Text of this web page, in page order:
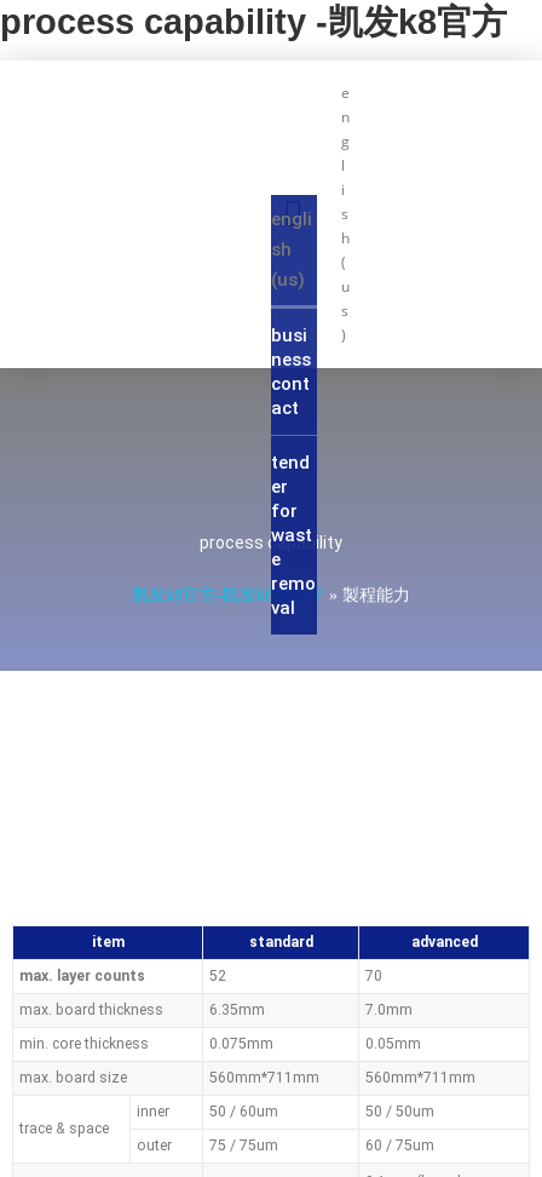
process capability -凯发k8官方
engli
sh
(us)
busi
ness
cont
act
tend
er
for
wast
e
remo
val
e
n
g
l
i
s
h
(
u
s
)
process capability
凯发k8官方-凯发k8旗舰厅 » 製程能力
item standard
advanced
max. layer counts
52
70
max. board thickness
6.35mm
7.0mm
min. core thickness
0.075mm
0.05mm
max. board size
560mm*711mm 560mm*711mm
trace & space
inner 50 / 60um
50 / 50um
outer
75 / 75um 60 / 75um